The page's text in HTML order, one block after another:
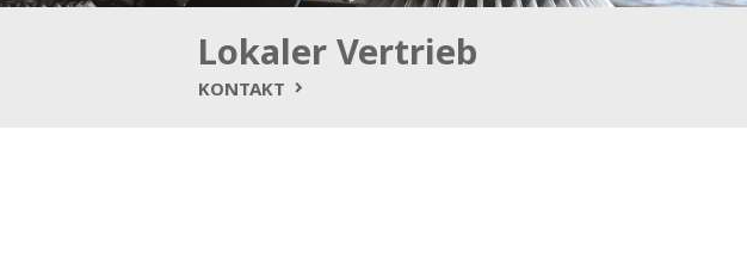
Lokaler Vertrieb
KONTAKT